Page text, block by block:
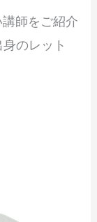
師をご紹介
のレット